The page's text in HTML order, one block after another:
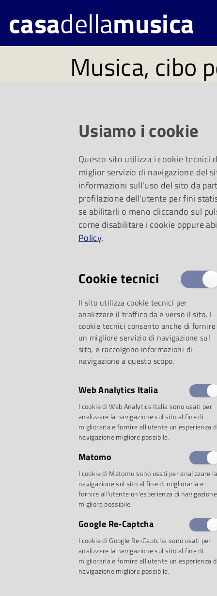
casadellamusica
Musica, cibo
lunedì 1°
Un viaggio da
canzoni di Piero
piccoli, le note
selezione:
Proposta 1: I
italiana
Speciale su Piero
La morte mi fa
Usiamo i cookie
Questo sito utilizza i cookie tecnici
miglior servizio di navigazione del
informazioni sull'uso del sito da
profilazione dell'utente per fini
se abilitarli o meno cliccando sul
come disabilitare i cookie oppure
Policy.
Cookie tecnici
Il sito utilizza cookie tecnici per
analizzare il traffico da e verso il sito. I
cookie tecnici consento anche di fornire
un migliore servizio di navigazione sul
sito, e raccolgono informazioni di
navigazione a questo scopo.
Web Analytics Italia
I cookie di Web Analytics Italia sono usati per
analizzare la navigazione sul sito al fine di
migliorarla e fornire all'utente un'esperienza
navigazione migliore possibile.
Matomo
I cookie di Matomo sono usati per analizzare la
navigazione sul sito al fine di migliorarla e
fornire all'utente un'esperienza di navigazione
migliore possibile.
Google Re-Captcha
I cookie di Google Re-Captcha sono usati per
analizzare la navigazione sul sito al fine di
migliorarla e fornire all'utente un'esperienza
navigazione migliore possibile.